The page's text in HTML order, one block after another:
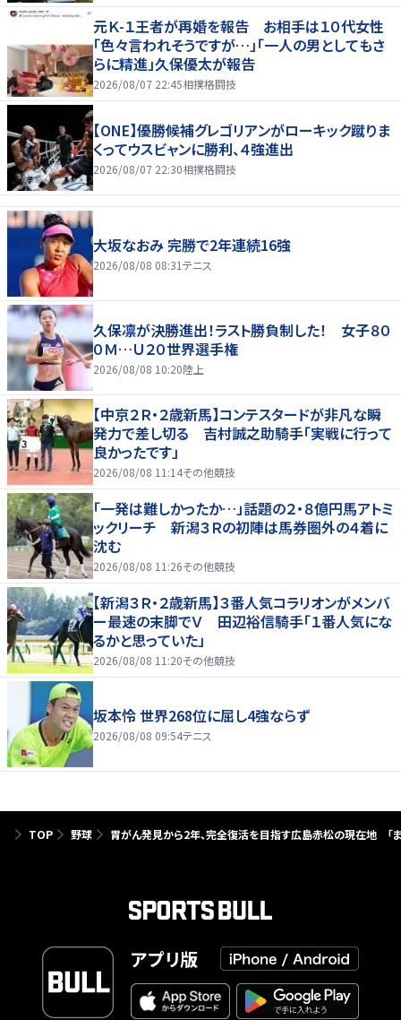
元Ｋ-１王者が再婚を報告 お相手は１０代女性
「色々言われそうですが…」「一人の男としてもさ
らに精進」久保優太が報告
2026/08/07 22:45相撲格闘技
【ONE】優勝候補グレゴリアンがローキック蹴りま
くってウスビャンに勝利、４強進出
2026/08/07 22:30相撲格闘技
大坂なおみ 完勝で2年連続16強
2026/08/08 08:31テニス
久保凛が決勝進出！ラスト勝負制した！ 女子８０
０Ｍ…Ｕ２０世界選手権
2026/08/08 10:20陸上
【中京２Ｒ・２歳新馬】コンテスタードが非凡な瞬
発力で差し切る 吉村誠之助騎手「実戦に行って
良かったです」
2026/08/08 11:14その他競技
「一発は難しかったか…」話題の２・８億円馬アトミ
ックリーチ 新潟３Ｒの初陣は馬券圏外の４着に
沈む
2026/08/08 11:26その他競技
【新潟３Ｒ・２歳新馬】３番人気コラリオンがメンバ
ー最速の末脚でＶ 田辺裕信騎手「１番人気にな
るかと思っていた」
2026/08/08 11:20その他競技
坂本怜 世界268位に屈し4強ならず
2026/08/08 09:54テニス
TOP 野球 胃がん発見から2年、完全復活を目指す広島赤松の現在地 「
アプリ版